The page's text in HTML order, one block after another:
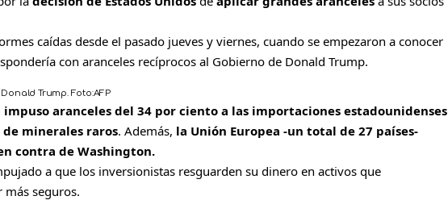
caídas desde el pasado jueves y viernes, cuando se empezaron a conocer
con aranceles recíprocos al Gobierno de Donald Trump.
Trump.Foto:AFP
impuso aranceles del 34 por ciento a las importaciones estadounidenses
minerales raros. Además, la Unión Europea -un total de 27 países-
contra de Washington.
a que los inversionistas resguarden su dinero en activos que
seguros.